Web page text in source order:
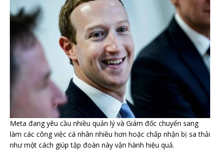
Meta đang yêu cầu nhiều quản lý và Giám đốc chuyển sang
làm các công việc cá nhân nhiều hơn hoặc chấp nhận bị sa thải
như một cách giúp tập đoàn này vận hành hiệu quả.